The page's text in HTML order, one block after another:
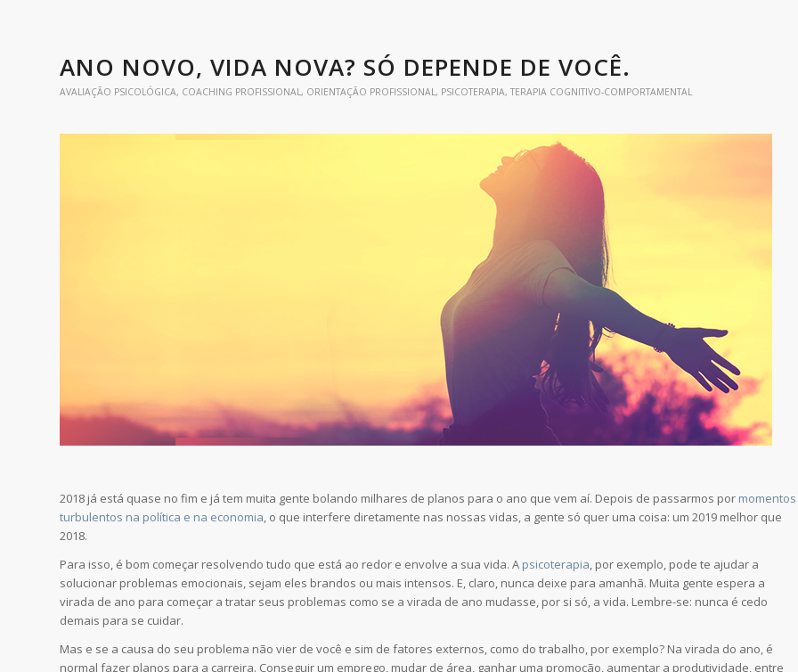
ANO NOVO, VIDA NOVA? SÓ DEPENDE DE VOCÊ.
AVALIAÇÃO PSICOLÓGICA, COACHING PROFISSIONAL, ORIENTAÇÃO PROFISSIONAL, PSICOTERAPIA, TERAPIA COGNITIVO-COMPORTAMENTAL
2018 já está quase no fim e já tem muita gente bolando milhares de planos para o ano que vem aí. Depois de passarmos por momentos
turbulentos na política e na economia, o que interfere diretamente nas nossas vidas, a gente só quer uma coisa: um 2019 melhor que
2018.
Para isso, é bom começar resolvendo tudo que está ao redor e envolve a sua vida. A psicoterapia, por exemplo, pode te ajudar a
solucionar problemas emocionais, sejam eles brandos ou mais intensos. E, claro, nunca deixe para amanhã. Muita gente espera a
virada de ano para começar a tratar seus problemas como se a virada de ano mudasse, por si só, a vida. Lembre-se: nunca é cedo
demais para se cuidar.
Mas e se a causa do seu problema não vier de você e sim de fatores externos, como do trabalho, por exemplo? Na virada do ano, é
normal fazer planos para a carreira. Conseguir um emprego, mudar de área, ganhar uma promoção, aumentar a produtividade, entre